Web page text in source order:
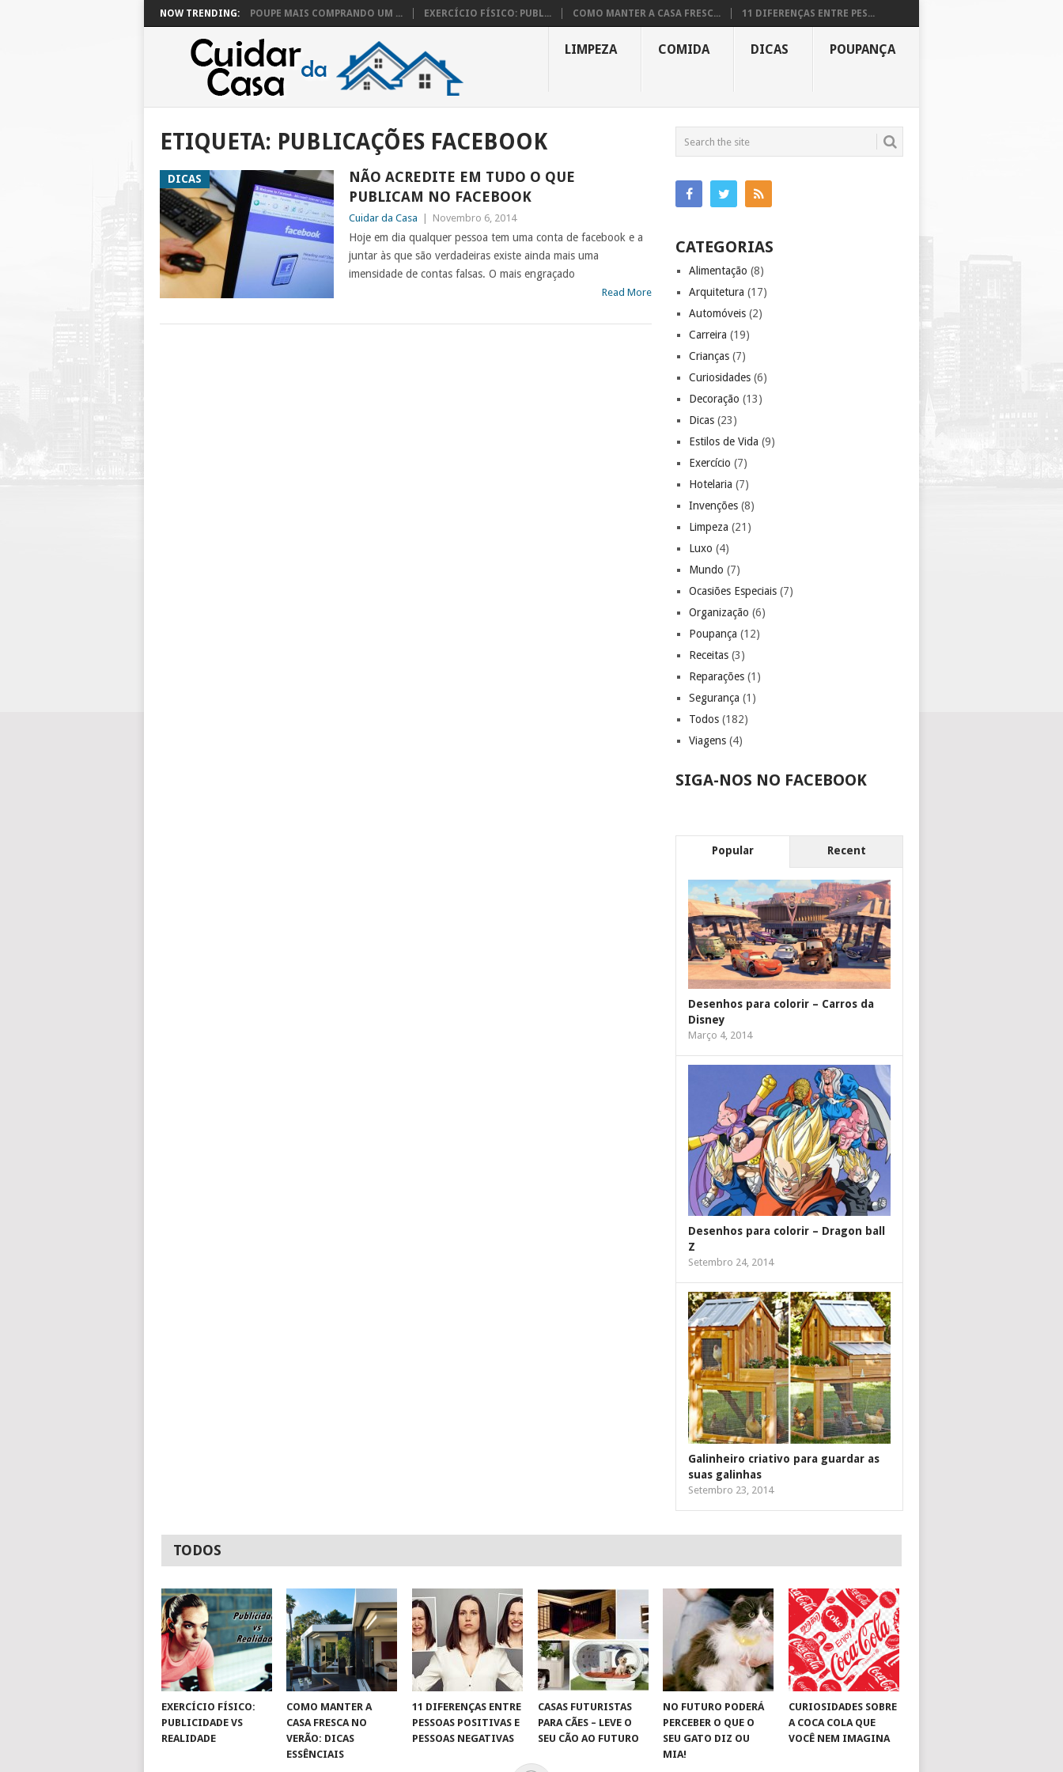
NOW TRENDING: POUPE MAIS COMPRANDO UM ... EXERCÍCIO FÍSICO: PUBL... COMO MANTER A CASA FRESC... 11 DIFERENÇAS ENTRE PES...
LIMPEZA COMIDA DICAS POUPANÇA
ETIQUETA: PUBLICAÇÕES FACEBOOK
DICAS
NÃO ACREDITE EM TUDO O QUE
PUBLICAM NO FACEBOOK
Cuidar da Casa Novembro 6, 2014
Hoje em dia qualquer pessoa tem uma conta de facebook e a
juntar às que são verdadeiras existe ainda mais uma
imensidade de contas falsas. O mais engraçado
Read More
CATEGORIAS
Alimentação (8)
Arquitetura (17)
Automóveis (2)
Carreira (19)
Crianças (7)
Curiosidades (6)
Decoração (13)
Dicas (23)
Estilos de Vida (9)
Exercício (7)
Hotelaria (7)
Invenções (8)
Limpeza (21)
Luxo (4)
Mundo (7)
Ocasiões Especiais (7)
Organização (6)
Poupança (12)
Receitas (3)
Reparações (1)
Segurança (1)
Todos (182)
Viagens (4)
SIGA-NOS NO FACEBOOK
Popular Recent
Desenhos para colorir – Carros da
Disney
Março 4, 2014
Desenhos para colorir – Dragon ball
Z
Setembro 24, 2014
Galinheiro criativo para guardar as
suas galinhas
Setembro 23, 2014
TODOS
EXERCÍCIO FÍSICO:
PUBLICIDADE VS
REALIDADE
COMO MANTER A
CASA FRESCA NO
VERÃO: DICAS
ESSÊNCIAIS
11 DIFERENÇAS ENTRE
PESSOAS POSITIVAS E
PESSOAS NEGATIVAS
CASAS FUTURISTAS
PARA CÃES – LEVE O
SEU CÃO AO FUTURO
NO FUTURO PODERÁ
PERCEBER O QUE O
SEU GATO DIZ OU
MIA!
CURIOSIDADES SOBRE
A COCA COLA QUE
VOCÊ NEM IMAGINA